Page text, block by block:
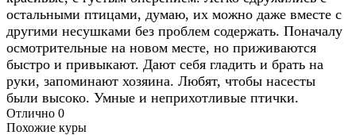
остальными птицами, думаю, их можно даже вместе с
другими несушками без проблем содержать. Поначалу
осмотрительные на новом месте, но приживаются
быстро и привыкают. Дают себя гладить и брать на
руки, запоминают хозяина. Любят, чтобы насесты
были высоко. Умные и неприхотливые птички.
Отлично 0
Похожие куры